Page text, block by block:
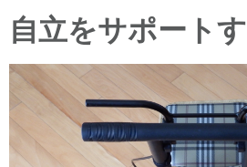
自立をサポート